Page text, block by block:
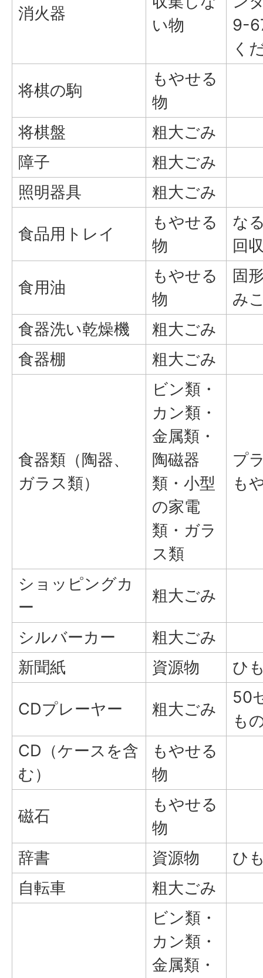
消火器
い物
9-
く
将棋の駒
もやせる
物
将棋盤
粗大ごみ
障子
粗大ごみ
照明器具
粗大ごみ
食品用トレイ
もやせる
物
な
回
食用油
もやせる
物
固
み
食器洗い乾燥機
粗大ごみ
食器棚
粗大ごみ
食器類（陶器、
ガラス類）
ビン類・
カン類・
金属類・
陶磁器
類・小型
の家電
類・ガラ
ス類
プ
も
ショッピングカ
ー
粗大ごみ
シルバーカー
粗大ごみ
新聞紙
資源物 ひ
CDプレーヤー 粗大ごみ
50
も
CD（ケースを含
む）
もやせる
物
磁石
もやせる
物
辞書
資源物
ひ
自転車
粗大ごみ
ビン類・
カン類・
金属類・